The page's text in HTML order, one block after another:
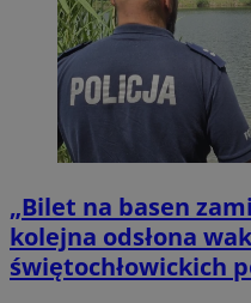
„Bilet na basen
kolejna odsłona
świętochłowickich